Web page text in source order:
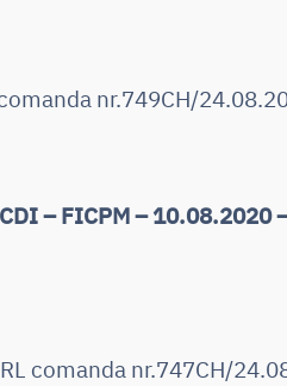
nr.749CH/
– FICPM – 10.08.2020
comanda nr.747CH/